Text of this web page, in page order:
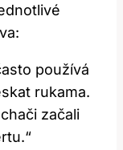
používá
rukama.
začali